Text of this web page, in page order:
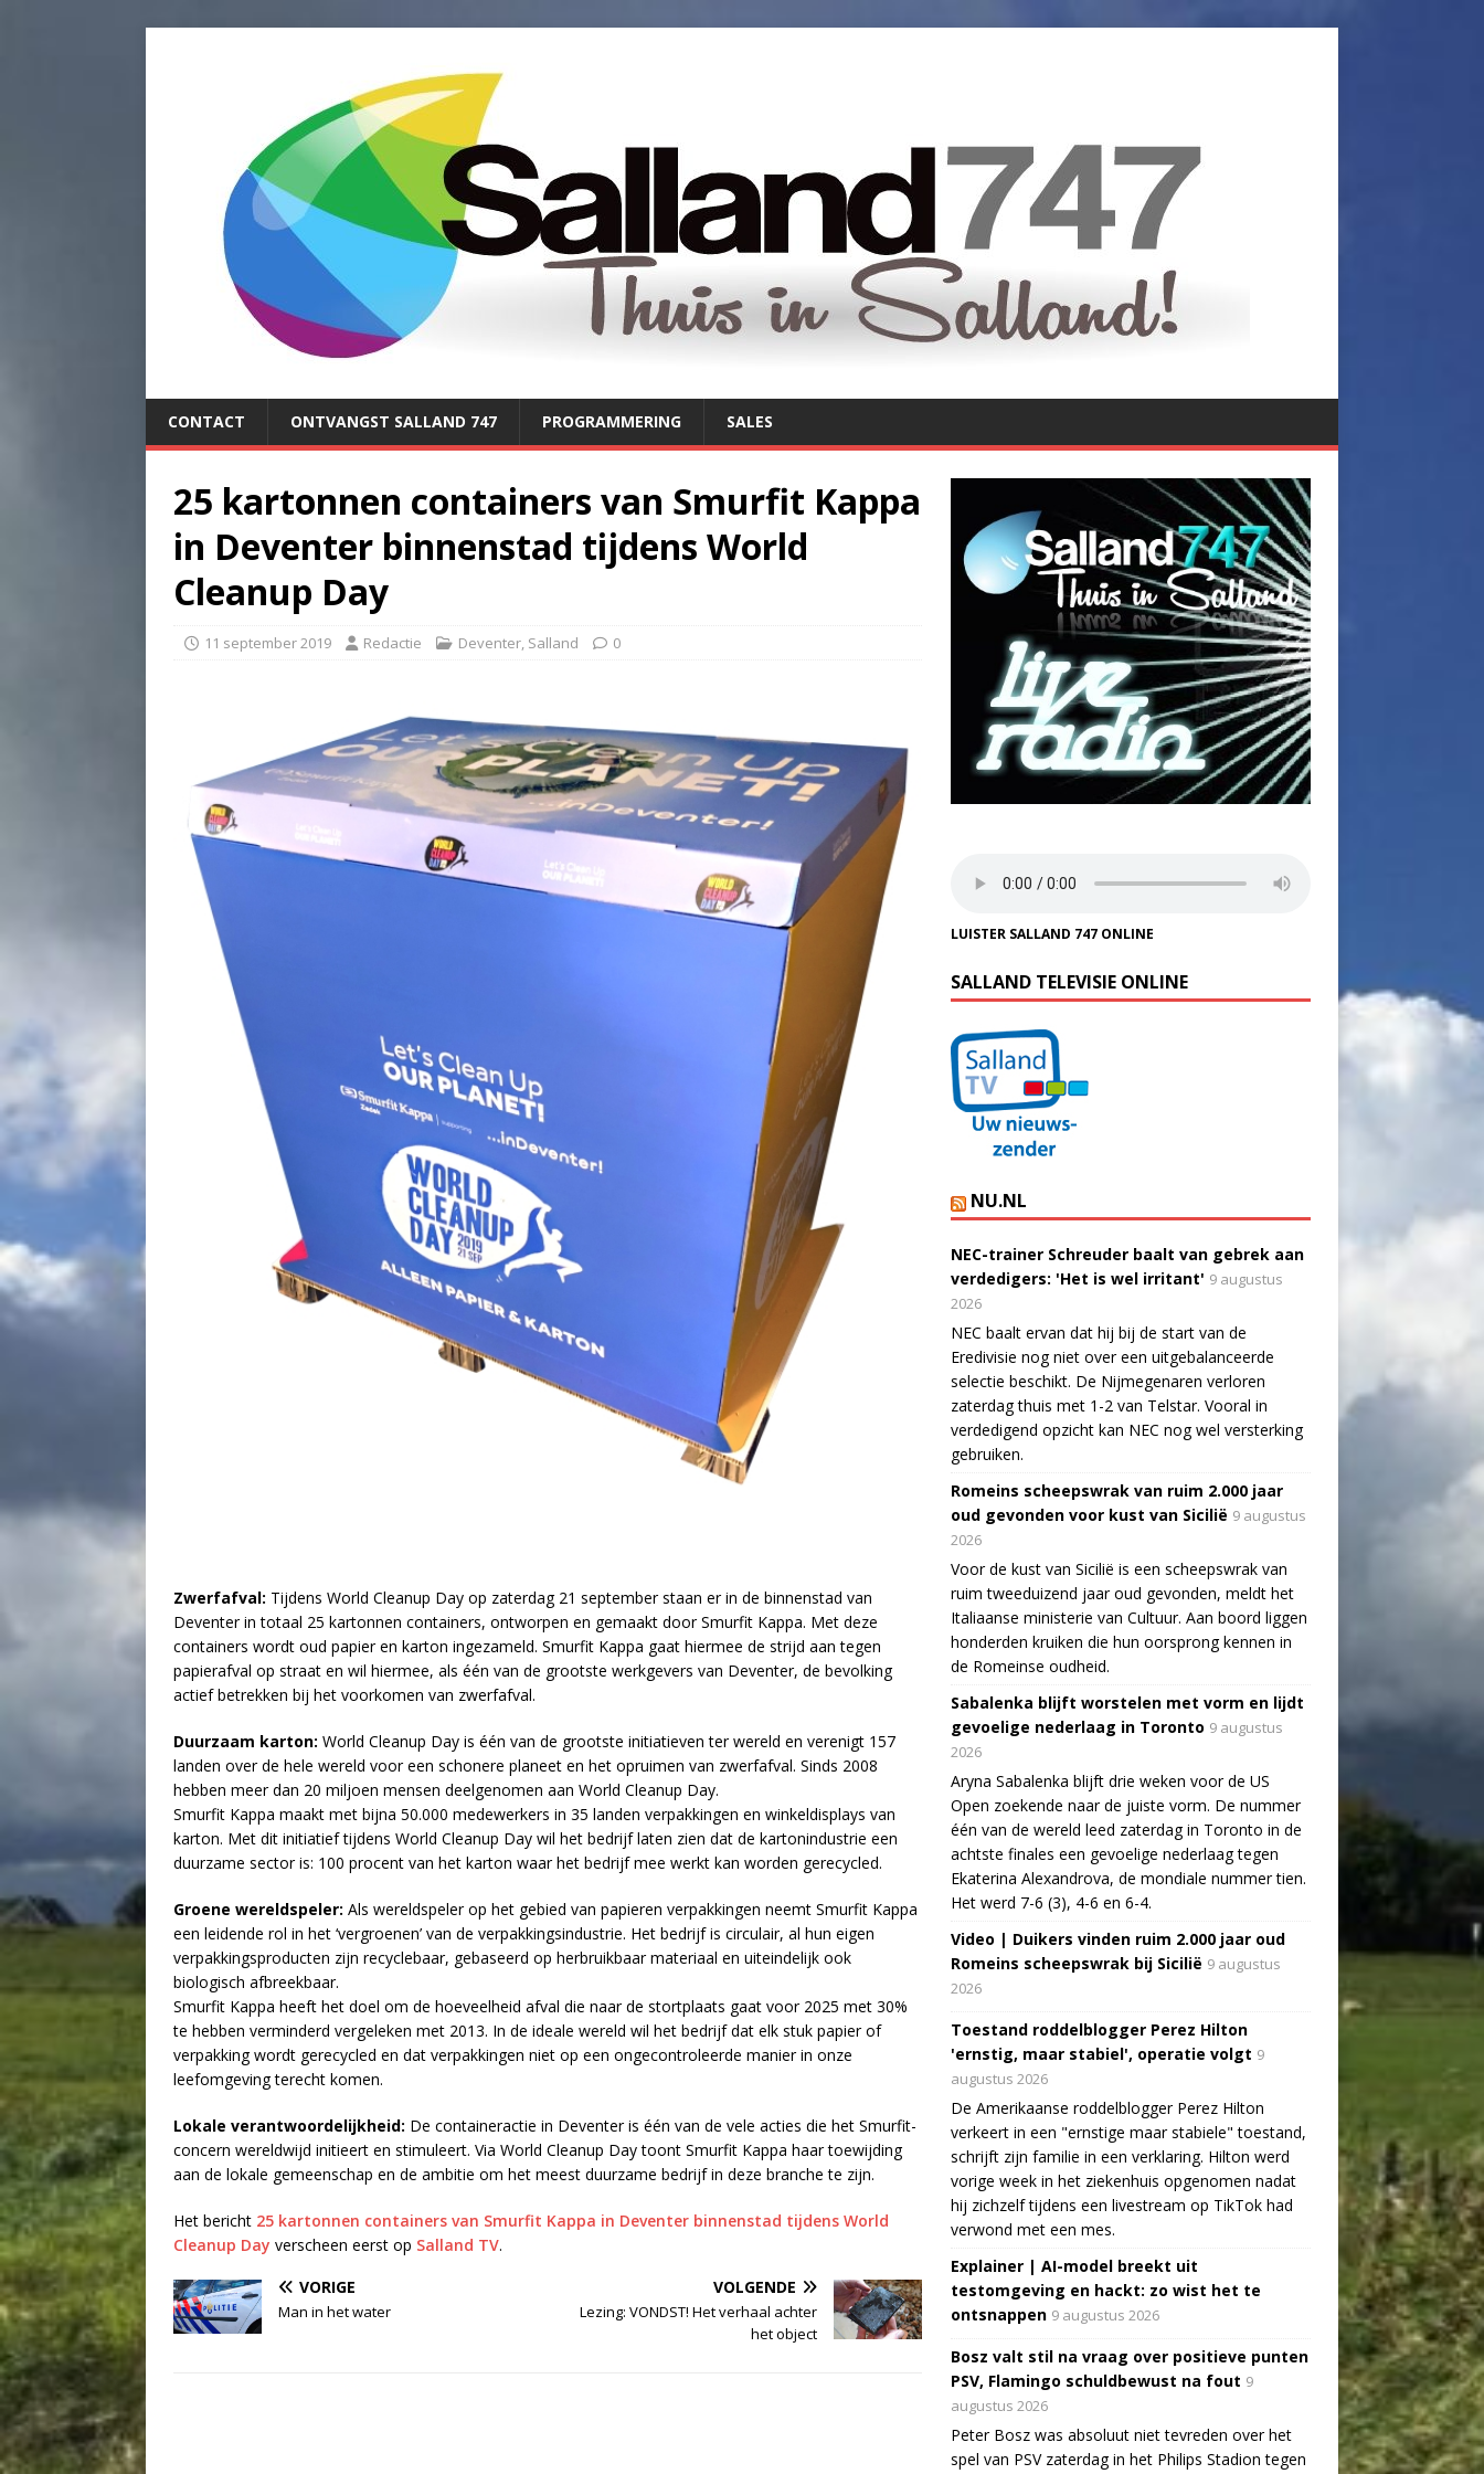
CONTACT ONTVANGST SALLAND 747 PROGRAMMERING SALES
25 kartonnen containers van Smurfit Kappa
in Deventer binnenstad tijdens World
Cleanup Day
11 september 2019 Redactie Deventer, Salland 0
Zwerfafval: Tijdens World Cleanup Day op zaterdag 21 september staan er in de binnenstad van
Deventer in totaal 25 kartonnen containers, ontworpen en gemaakt door Smurfit Kappa. Met deze
containers wordt oud papier en karton ingezameld. Smurfit Kappa gaat hiermee de strijd aan tegen
papierafval op straat en wil hiermee, als één van de grootste werkgevers van Deventer, de bevolking
actief betrekken bij het voorkomen van zwerfafval.
Duurzaam karton: World Cleanup Day is één van de grootste initiatieven ter wereld en verenigt 157
landen over de hele wereld voor een schonere planeet en het opruimen van zwerfafval. Sinds 2008
hebben meer dan 20 miljoen mensen deelgenomen aan World Cleanup Day.
Smurfit Kappa maakt met bijna 50.000 medewerkers in 35 landen verpakkingen en winkeldisplays van
karton. Met dit initiatief tijdens World Cleanup Day wil het bedrijf laten zien dat de kartonindustrie een
duurzame sector is: 100 procent van het karton waar het bedrijf mee werkt kan worden gerecycled.
Groene wereldspeler: Als wereldspeler op het gebied van papieren verpakkingen neemt Smurfit Kappa
een leidende rol in het ‘vergroenen’ van de verpakkingsindustrie. Het bedrijf is circulair, al hun eigen
verpakkingsproducten zijn recyclebaar, gebaseerd op herbruikbaar materiaal en uiteindelijk ook
biologisch afbreekbaar.
Smurfit Kappa heeft het doel om de hoeveelheid afval die naar de stortplaats gaat voor 2025 met 30%
te hebben verminderd vergeleken met 2013. In de ideale wereld wil het bedrijf dat elk stuk papier of
verpakking wordt gerecycled en dat verpakkingen niet op een ongecontroleerde manier in onze
leefomgeving terecht komen.
Lokale verantwoordelijkheid: De containeractie in Deventer is één van de vele acties die het Smurfit-
concern wereldwijd initieert en stimuleert. Via World Cleanup Day toont Smurfit Kappa haar toewijding
aan de lokale gemeenschap en de ambitie om het meest duurzame bedrijf in deze branche te zijn.
Het bericht 25 kartonnen containers van Smurfit Kappa in Deventer binnenstad tijdens World
Cleanup Day verscheen eerst op Salland TV.
VORIGE
Man in het water
VOLGENDE
Lezing: VONDST! Het verhaal achter
het object
LUISTER SALLAND 747 ONLINE
SALLAND TELEVISIE ONLINE
NU.NL
NEC-trainer Schreuder baalt van gebrek aan
verdedigers: 'Het is wel irritant' 9 augustus
2026
NEC baalt ervan dat hij bij de start van de
Eredivisie nog niet over een uitgebalanceerde
selectie beschikt. De Nijmegenaren verloren
zaterdag thuis met 1-2 van Telstar. Vooral in
verdedigend opzicht kan NEC nog wel versterking
gebruiken.
Romeins scheepswrak van ruim 2.000 jaar
oud gevonden voor kust van Sicilië 9 augustus
2026
Voor de kust van Sicilië is een scheepswrak van
ruim tweeduizend jaar oud gevonden, meldt het
Italiaanse ministerie van Cultuur. Aan boord liggen
honderden kruiken die hun oorsprong kennen in
de Romeinse oudheid.
Sabalenka blijft worstelen met vorm en lijdt
gevoelige nederlaag in Toronto 9 augustus
2026
Aryna Sabalenka blijft drie weken voor de US
Open zoekende naar de juiste vorm. De nummer
één van de wereld leed zaterdag in Toronto in de
achtste finales een gevoelige nederlaag tegen
Ekaterina Alexandrova, de mondiale nummer tien.
Het werd 7-6 (3), 4-6 en 6-4.
Video | Duikers vinden ruim 2.000 jaar oud
Romeins scheepswrak bij Sicilië 9 augustus
2026
Toestand roddelblogger Perez Hilton
'ernstig, maar stabiel', operatie volgt 9
augustus 2026
De Amerikaanse roddelblogger Perez Hilton
verkeert in een "ernstige maar stabiele" toestand,
schrijft zijn familie in een verklaring. Hilton werd
vorige week in het ziekenhuis opgenomen nadat
hij zichzelf tijdens een livestream op TikTok had
verwond met een mes.
Explainer | AI-model breekt uit
testomgeving en hackt: zo wist het te
ontsnappen 9 augustus 2026
Bosz valt stil na vraag over positieve punten
PSV, Flamingo schuldbewust na fout 9
augustus 2026
Peter Bosz was absoluut niet tevreden over het
spel van PSV zaterdag in het Philips Stadion tegen